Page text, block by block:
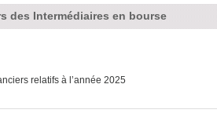
des Intermédiaires en bourse
relatifs à l’année 2025